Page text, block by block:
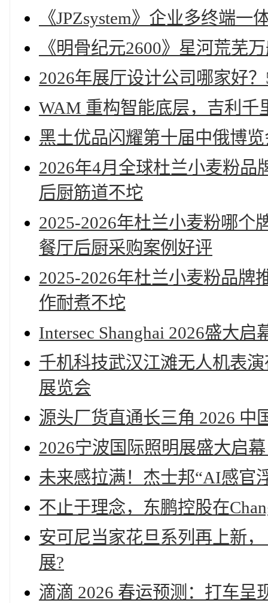
《JPZsystem》企业多终端一
《明骨纪元2600》星河荒芜
2026年展厅设计公司哪家好
WAM 重构智能底层，吉利千
黑土优品闪耀第十届中俄博
2026年4月全球杜兰小麦粉
后厨筋道不坨
2025-2026年杜兰小麦粉哪个
餐厅后厨采购案例好评
2025-2026年杜兰小麦粉品牌
作耐煮不坨
Intersec Shanghai 2026盛大
千机科技武汉江滩无人机表
展览会
源头厂货直通长三角 2026 中
2026宁波国际照明展盛大启
未来感拉满！杰士邦“AI感官
不止于理念，东鹏控股在
安可尼当家花旦系列再上新
展?
滴滴 2026 春运预测：打车呈